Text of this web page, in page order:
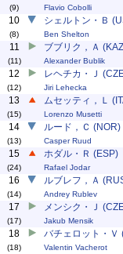
(9) Flavio Cobolli
10
(8)
シェルトン・Ｂ
Ben Shelton
11
(11)
ブブリク，Ａ
Alexander Bublik
12
(12)
レヘチカ・Ｊ
Jiri Lehecka
13
(15)
ムセッティ，Ｌ
Lorenzo Musetti
14
(13)
ルード，Ｃ (NOR)
Casper Ruud
15
(24)
ホダル・Ｒ (ESP)
Rafael Jodar
16
(14)
ルブレフ，Ａ
Andrey Rublev
17
(17)
メンシク・Ｊ
Jakub Mensik
18
(18)
バチェロット・Ｖ
Valentin Vacherot